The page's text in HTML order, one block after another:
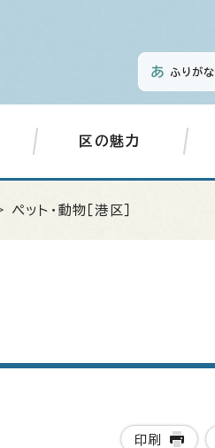
ふりがな
区の魅力
ペット・動物［港区］
印刷